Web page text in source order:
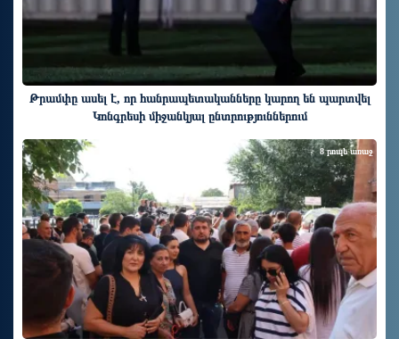
Թրամփը ասել է, որ հանրապետականները կարող են պարտվել
Կոնգրեսի միջանկյալ ընտրություններում
8 րոպե առաջ